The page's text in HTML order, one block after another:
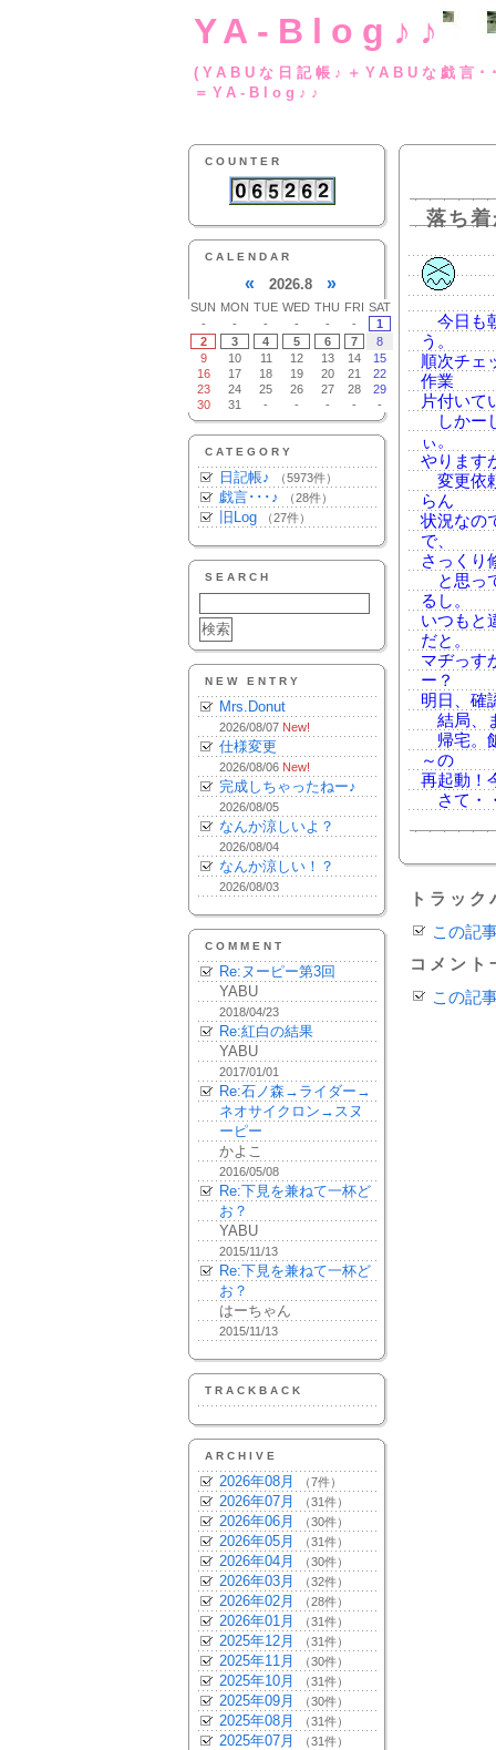
YA-Blog♪♪
(YABUな日記帳♪
＝YA-Blog♪♪
COUNTER
CALENDAR
« 2026.8 »
SUN MON TUE WED THU FRI SAT
-
- - - - -
1
2
3 4 5 6 7
8
9
10 11 12 13 14
15
16
17 18 19 20 21
22
23
24 25 26 27 28
29
30
31 - - - - -
CATEGORY
日記帳♪ （5973件）
戯言･･･♪ （28件）
旧Log （27件）
SEARCH
NEW ENTRY
Mrs.Donut
2026/08/07 New!
仕様変更
2026/08/06 New!
完成しちゃったねー♪
2026/08/05
なんか涼しいよ？
2026/08/04
なんか涼しい！？
2026/08/03
COMMENT
Re:ヌーピー第3回
YABU
2018/04/23
Re:紅白の結果
YABU
2017/01/01
Re:石ノ森→ライダー→
ネオサイクロン→スヌ
ーピー
かよこ
2016/05/08
Re:下見を兼ねて一杯ど
お？
YABU
2015/11/13
Re:下見を兼ねて一杯ど
お？
はーちゃん
2015/11/13
TRACKBACK
ARCHIVE
2026年08月 （7件）
2026年07月 （31件）
2026年06月 （30件）
2026年05月 （31件）
2026年04月 （30件）
2026年03月 （32件）
2026年02月 （28件）
2026年01月 （31件）
2025年12月 （31件）
2025年11月 （30件）
2025年10月 （31件）
2025年09月 （30件）
2025年08月 （31件）
2025年07月 （31件）
落ち
今日も
う。
順次チェ
作業
片付いて
しかー
ぃ。
やります
変更依
らん
状況なの
で、
さっくり
と思っ
るし。
いつもと
だと。
マヂっす
ー？
明日、確
結局、
帰宅。
～の
再起動！
さて・
トラッ
この記
コメント
この記